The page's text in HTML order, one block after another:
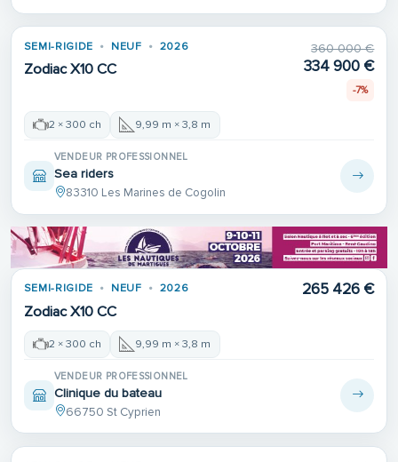
SEMI-RIGIDE NEUF 2026
Zodiac X10 CC
360 000 €
334 900 €
-7%
2 × 300 ch 9,99 m × 3,8 m
VENDEUR PROFESSIONNEL
Sea riders
83310 Les Marines de Cogolin
SEMI-RIGIDE NEUF 2026
Zodiac X10 CC
265 426 €
2 × 300 ch 9,99 m × 3,8 m
VENDEUR PROFESSIONNEL
Clinique du bateau
66750 St Cyprien